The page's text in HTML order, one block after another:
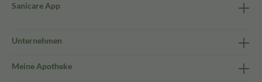
Sanicare App
Unternehmen
Meine Apotheke